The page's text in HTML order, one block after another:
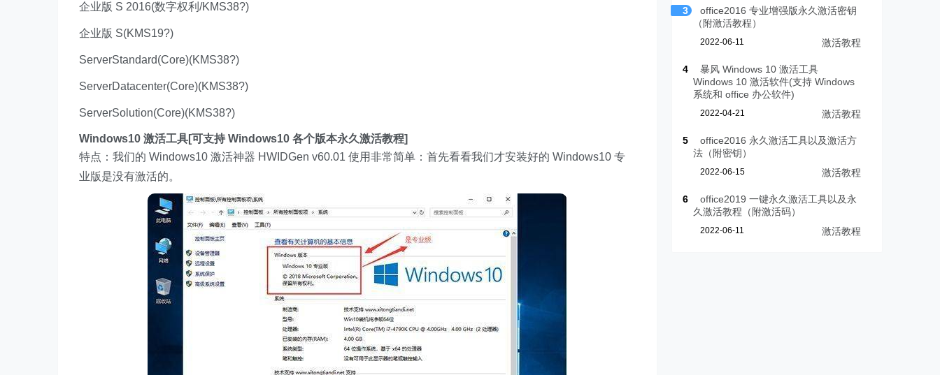
企业版 S 2016(数字权利/KMS38?)
企业版 S(KMS19?)
ServerStandard(Core)(KMS38?)
ServerDatacenter(Core)(KMS38?)
ServerSolution(Core)(KMS38?)
Windows10 激活工具[可支持 Windows10 各个版本永久激活教程]
特点：我们的 Windows10 激活神器 HWIDGen v60.01 使用非常简单：首先看看我们才安装好的 Windows10 专
业版是没有激活的。
3
office2016 专业增强版永久激活密钥
（附激活教程）
2022-06-11 激活教程
4
暴风 Windows 10 激活工具
Windows 10 激活软件(支持 Windows
系统和 office 办公软件)
2022-04-21 激活教程
5
office2016 永久激活工具以及激活方
法（附密钥）
2022-06-15 激活教程
6
office2019 一键永久激活工具以及永
久激活教程（附激活码）
2022-06-11 激活教程